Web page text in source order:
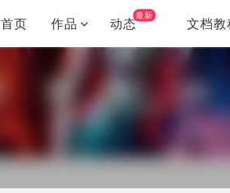
首页 作品 动态
最新
文档教